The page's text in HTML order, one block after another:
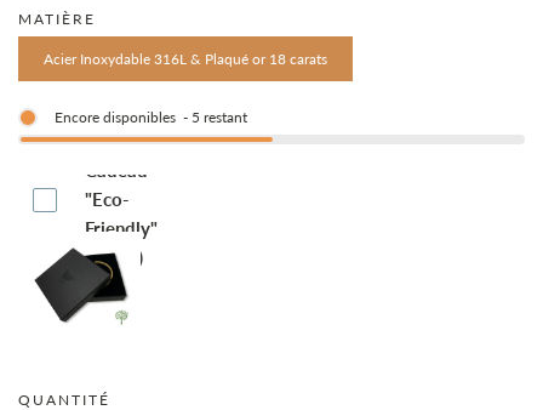
MATIÈRE
Acier Inoxydable 316L & Plaqué or 18 carats
Encore disponibles - 5 restant
Boite-
Cadeau
"Eco-
Friendly"
(€4.95)
QUANTITÉ